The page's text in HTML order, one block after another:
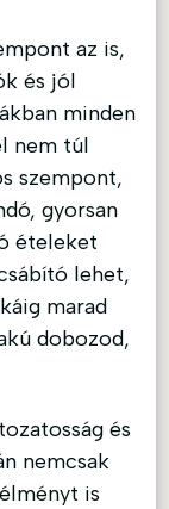
az is,
és jól
minden
nem túl
szempont,
gyorsan
ételeket
lehet,
marad
dobozod,
és
nemcsak
is